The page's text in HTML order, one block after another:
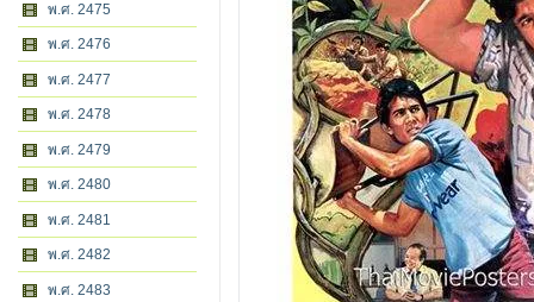
พ.ศ. 2475
พ.ศ. 2476
พ.ศ. 2477
พ.ศ. 2478
พ.ศ. 2479
พ.ศ. 2480
พ.ศ. 2481
พ.ศ. 2482
พ.ศ. 2483